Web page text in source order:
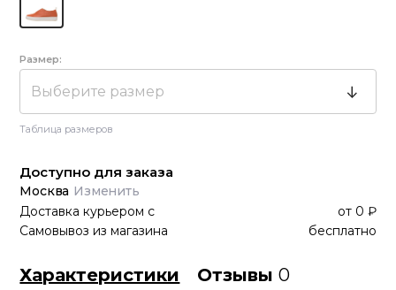
Размер:
Выберите размер
Таблица размеров
Доступно для заказа
Москва Изменить
Доставка курьером с от 0 ₽
Самовывоз из магазина
бесплатно
Характеристики Отзывы0